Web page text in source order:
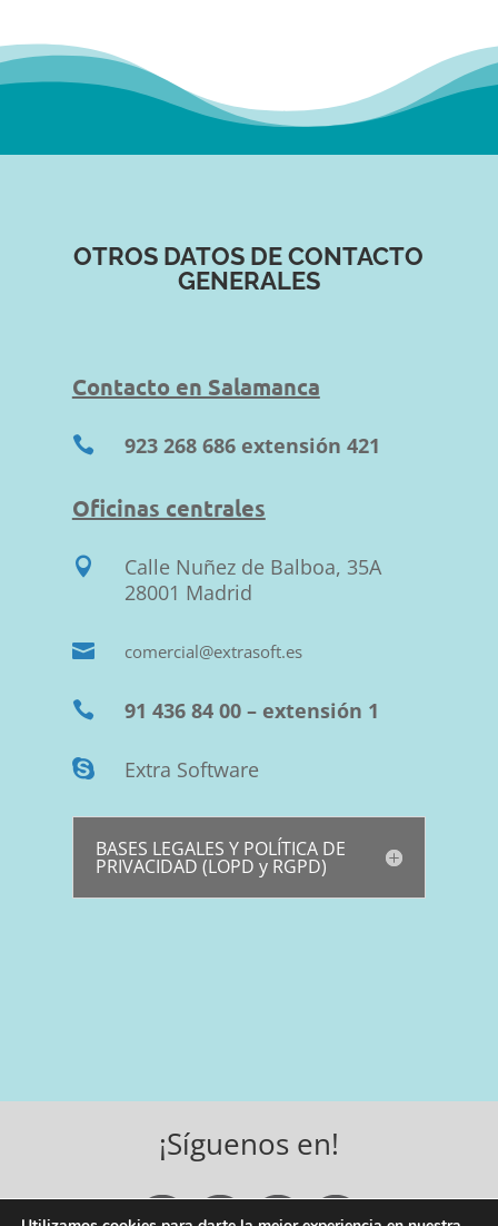
OTROS DATOS DE CONTACTO
GENERALES
Contacto en Salamanca
 923 268 686 extensión 421
Oficinas centrales

Calle Nuñez de Balboa, 35A
28001 Madrid
 comercial@extrasoft.es
 91 436 84 00 – extensión 1
 Extra Software
BASES LEGALES Y POLÍTICA DE
PRIVACIDAD (LOPD y RGPD)
¡Síguenos en!